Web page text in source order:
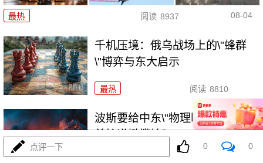
最热 阅读 8937 08-04
千机压境：俄乌战场上的\"蜂群
\"博弈与东大启示
最热 阅读 8810
波斯要给中东\"物理断网\"，特朗
普忙递橄榄枝？
点评一下 0 0